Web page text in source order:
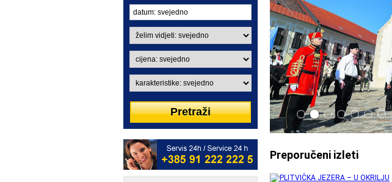
U Zagrebu ste? Izaberite
jedan od atraktivnih izleta i
oduševite prijatelje i poslovne
partnere.
Preporučeni izleti